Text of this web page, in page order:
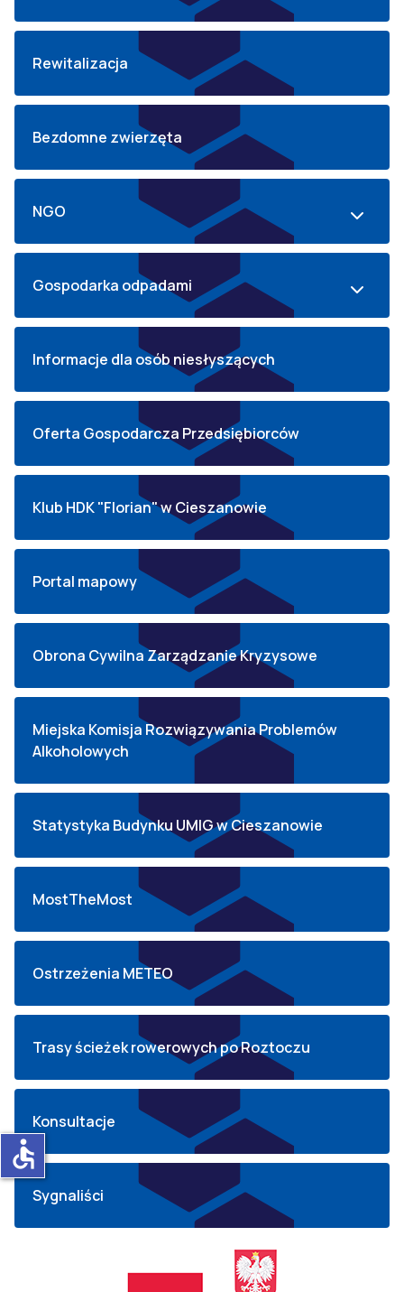
Rewitalizacja
Bezdomne zwierzęta
NGO
Gospodarka odpadami
Informacje dla osób niesłyszących
Oferta Gospodarcza Przedsiębiorców
Klub HDK "Florian" w Cieszanowie
Portal mapowy
Obrona Cywilna Zarządzanie Kryzysowe
Miejska Komisja Rozwiązywania Problemów
Alkoholowych
Statystyka Budynku UMIG w Cieszanowie
MostTheMost
Ostrzeżenia METEO
Trasy ścieżek rowerowych po Roztoczu
Konsultacje
Sygnaliści
accessible